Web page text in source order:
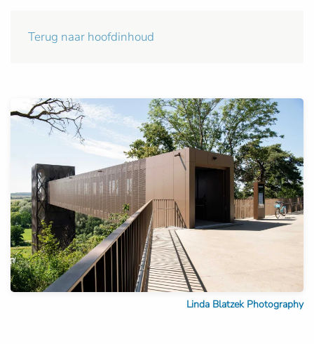
Terug naar hoofdinhoud
Linda Blatzek Photography